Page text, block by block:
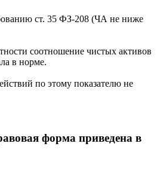
ст. 35 ФЗ-208 (ЧА не ниже
соотношение чистых активов
в норме.
по этому показателю не
форма приведена в